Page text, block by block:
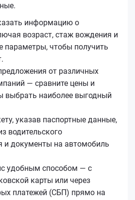
информацию о
возраст, стаж вождения и
параметры, чтобы получить
от различных
— сравните цены и
выбрать наиболее выгодный
указав паспортные данные,
водительского
и документы на автомобиль
удобным способом — с
карты или через
платежей (СБП) прямо на